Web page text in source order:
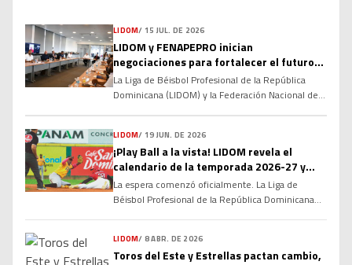
LIDOM/ 15 JUL. DE 2026
LIDOM y FENAPEPRO inician
negociaciones para fortalecer el futuro
del béisbol invernal dominicano
La Liga de Béisbol Profesional de la República
Dominicana (LIDOM) y la Federación Nacional de
Colectivo, marcando el inicio de un proceso de
diálogo que busca consolidar las relaciones
laborales y fortalecer la estructura del béisbol
profesional dominicano de cara a las […]
LIDOM/ 19 JUN. DE 2026
¡Play Ball a la vista! LIDOM revela el
calendario de la temporada 2026-27 y
enciende la cuenta regresiva
La espera comenzó oficialmente. La Liga de
Béisbol Profesional de la República Dominicana
el inicio de la cuenta regresiva para una nueva
temporada cargada de rivalidades, emociones y
LIDOM/ 8 ABR. DE 2026
Toros del Este y Estrellas pactan cambio,